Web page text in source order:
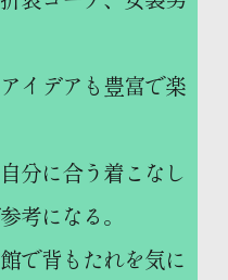
イデアも豊富で楽
分に合う着こなし
考になる。
で背もたれを気に